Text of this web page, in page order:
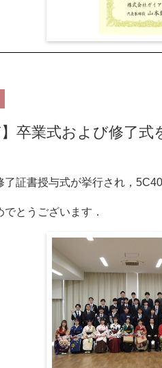
】卒業式および修了式
証書授与式が挙行され，
とうございます．